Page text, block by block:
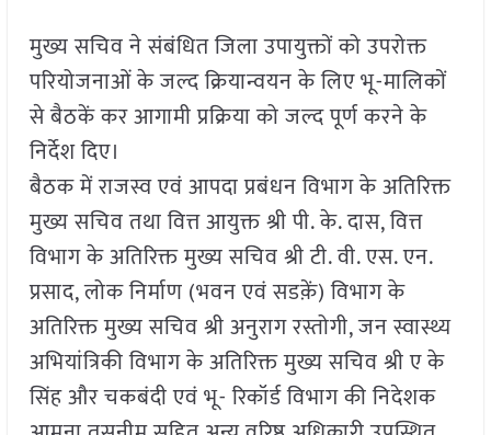
मुख्य सचिव ने संबंधित जिला उपायुक्तों को उपरोक्त
परियोजनाओं के जल्द क्रियान्वयन के लिए भू-मालिकों
से बैठकें कर आगामी प्रक्रिया को जल्द पूर्ण करने के
निर्देश दिए।
बैठक में राजस्व एवं आपदा प्रबंधन विभाग के अतिरिक्त
मुख्य सचिव तथा वित्त आयुक्त श्री पी. के. दास, वित्त
विभाग के अतिरिक्त मुख्य सचिव श्री टी. वी. एस. एन.
प्रसाद, लोक निर्माण (भवन एवं सडक़ें) विभाग के
अतिरिक्त मुख्य सचिव श्री अनुराग रस्तोगी, जन स्वास्थ्य
अभियांत्रिकी विभाग के अतिरिक्त मुख्य सचिव श्री ए के
सिंह और चकबंदी एवं भू- रिकॉर्ड विभाग की निदेशक